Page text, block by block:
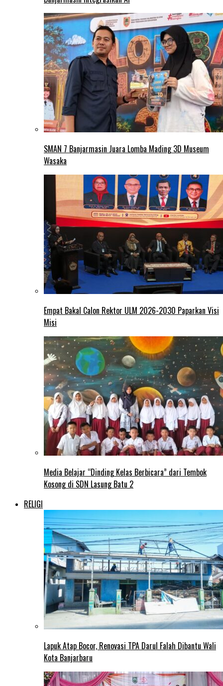
SMAN 7 Banjarmasin Juara Lomba Mading 3D Museum
Wasaka
Empat Bakal Calon Rektor ULM 2026-2030 Paparkan Visi
Misi
Media Belajar “Dinding Kelas Berbicara” dari Tembok
Kosong di SDN Lasung Batu 2
RELIGI
Lapuk Atap Bocor, Renovasi TPA Darul Falah Dibantu Wali
Kota Banjarbaru